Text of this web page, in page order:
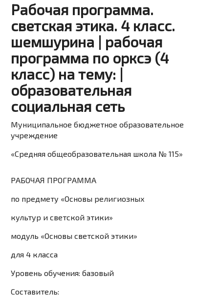
Рабочая программа.
светская этика. 4 класс.
шемшурина | рабочая
программа по орксэ (4
класс) на тему: |
образовательная
социальная сеть
Муниципальное бюджетное образовательное
учреждение
«Средняя общеобразовательная школа № 115»
РАБОЧАЯ ПРОГРАММА
по предмету «Основы религиозных
культур и светской этики»
модуль «Основы светской этики»
для 4 класса
Уровень обучения: базовый
Составитель: